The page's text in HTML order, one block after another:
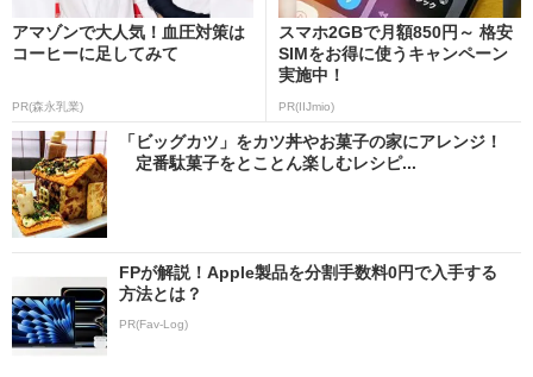
アマゾンで大人気！血圧対策は
コーヒーに足してみて
PR(森永乳業)
スマホ2GBで月額850円～ 格安
SIMをお得に使うキャンペーン
実施中！
PR(IIJmio)
「ビッグカツ」をカツ丼やお菓子の家にアレンジ！
定番駄菓子をとことん楽しむレシピ...
FPが解説！Apple製品を分割手数料0円で入手する
方法とは？
PR(Fav-Log)